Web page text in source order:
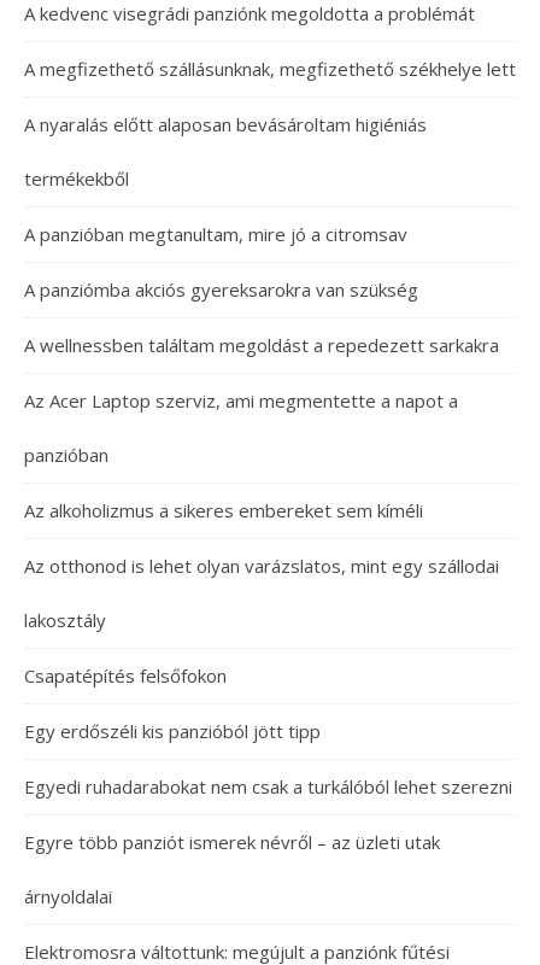
A kedvenc visegrádi panziónk megoldotta a problémát
A megfizethető szállásunknak, megfizethető székhelye lett
A nyaralás előtt alaposan bevásároltam higiéniás
termékekből
A panzióban megtanultam, mire jó a citromsav
A panziómba akciós gyereksarokra van szükség
A wellnessben találtam megoldást a repedezett sarkakra
Az Acer Laptop szerviz, ami megmentette a napot a
panzióban
Az alkoholizmus a sikeres embereket sem kíméli
Az otthonod is lehet olyan varázslatos, mint egy szállodai
lakosztály
Csapatépítés felsőfokon
Egy erdőszéli kis panzióból jött tipp
Egyedi ruhadarabokat nem csak a turkálóból lehet szerezni
Egyre több panziót ismerek névről – az üzleti utak
árnyoldalai
Elektromosra váltottunk: megújult a panziónk fűtési